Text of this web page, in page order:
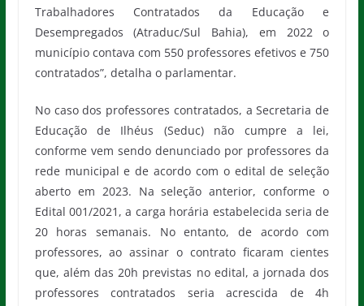
Trabalhadores Contratados da Educação e
Desempregados (Atraduc/Sul Bahia), em 2022 o
município contava com 550 professores efetivos e 750
contratados”, detalha o parlamentar.
No caso dos professores contratados, a Secretaria de
Educação de Ilhéus (Seduc) não cumpre a lei,
conforme vem sendo denunciado por professores da
rede municipal e de acordo com o edital de seleção
aberto em 2023. Na seleção anterior, conforme o
Edital 001/2021, a carga horária estabelecida seria de
20 horas semanais. No entanto, de acordo com
professores, ao assinar o contrato ficaram cientes
que, além das 20h previstas no edital, a jornada dos
professores contratados seria acrescida de 4h